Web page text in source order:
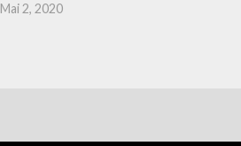
Mai 2, 2020